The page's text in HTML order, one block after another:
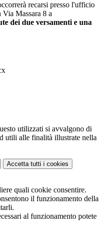
recarsi presso l'ufficio
Massara 8 a
dei due versamenti e una
utilizzati si avvalgono di
utili alle finalità illustrate nella
Accetta tutti i cookies
quali cookie consentire.
il funzionamento della
al funzionamento potete